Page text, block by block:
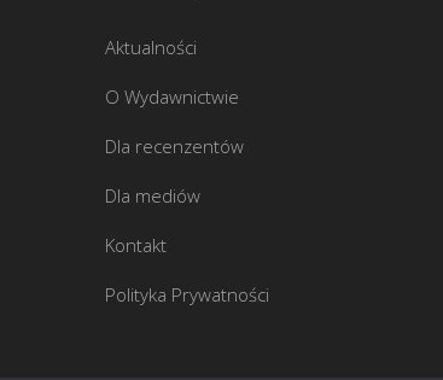
Aktualności
O Wydawnictwie
Dla recenzentów
Dla mediów
Kontakt
Polityka Prywatności